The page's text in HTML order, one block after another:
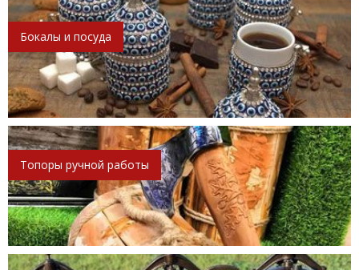
Бокалы и посуда
Топоры ручной работы